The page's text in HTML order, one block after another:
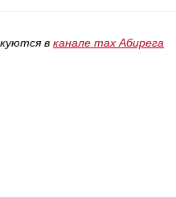
в канале max Абирега